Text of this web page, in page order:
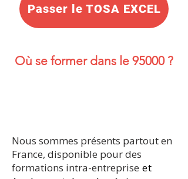
Passer le TOSA EXCEL
Où se former dans le 95000 ?
Nous sommes présents partout en
France, disponible pour des
formations intra-entreprise et